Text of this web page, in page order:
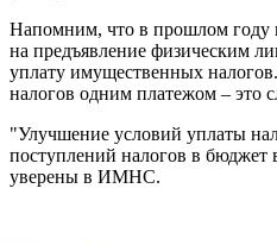
Напомним, что в прошлом году
на предъявление физическим
уплату имущественных
налогов одним платежом – это
"Улучшение условий уплаты
поступлений налогов в бюджет
уверены в ИМНС.